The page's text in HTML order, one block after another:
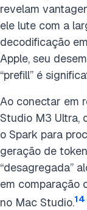
revelam
ele lute com a
decodificação
Apple, seu
“prefill” é
Ao conectar em
Studio M3 Ultra,
o Spark para
geração de
“desagregada”
em comparação
no Mac Studio.14